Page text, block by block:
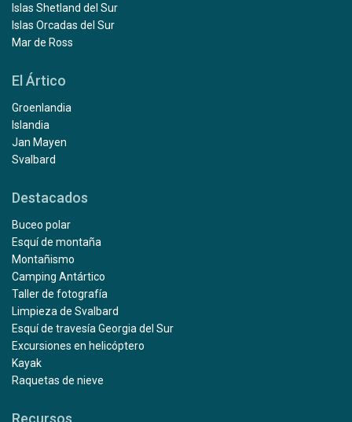
Islas Shetland del Sur
Islas Orcadas del Sur
Mar de Ross
El Ártico
Groenlandia
Islandia
Jan Mayen
Svalbard
Destacados
Buceo polar
Esquí de montaña
Montañismo
Camping Antártico
Taller de fotografía
Limpieza de Svalbard
Esquí de travesía Georgia del Sur
Excursiones en helicóptero
Kayak
Raquetas de nieve
Recursos